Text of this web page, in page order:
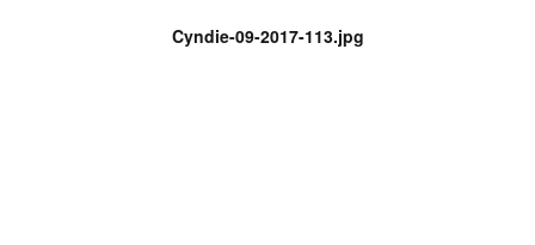
Cyndie-09-2017-113.jpg